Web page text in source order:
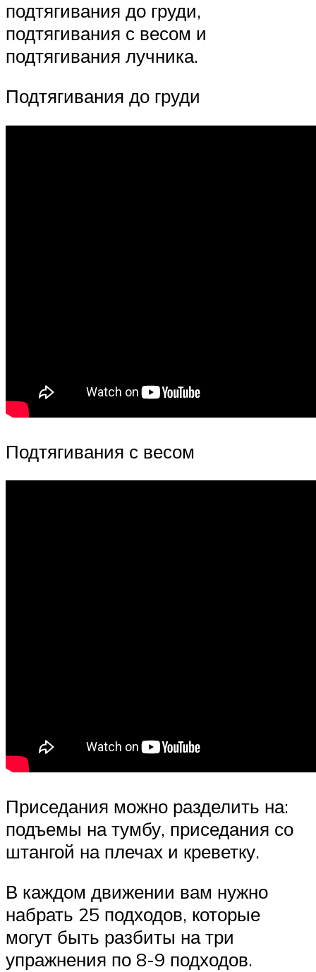
подтягивания до груди,
подтягивания с весом и
подтягивания лучника.
Подтягивания до груди
Подтягивания с весом
Приседания можно разделить на:
подъемы на тумбу, приседания со
штангой на плечах и креветку.
В каждом движении вам нужно
набрать 25 подходов, которые
могут быть разбиты на три
упражнения по 8-9 подходов.